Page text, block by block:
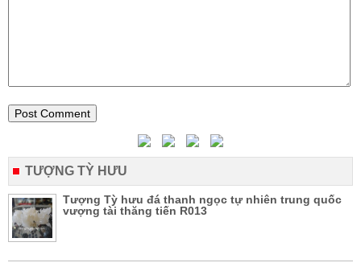
TƯỢNG TỲ HƯU
Tượng Tỳ hưu đá thanh ngọc tự nhiên trung quốc
vượng tài thăng tiến R013